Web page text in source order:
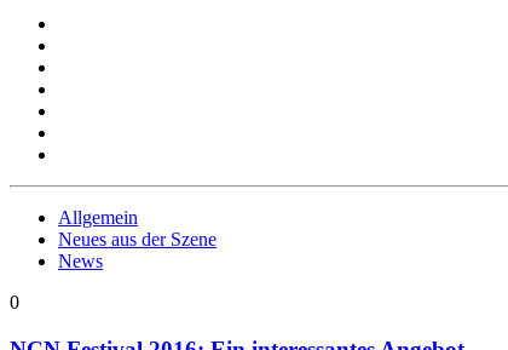
Allgemein
Neues aus der Szene
News
0